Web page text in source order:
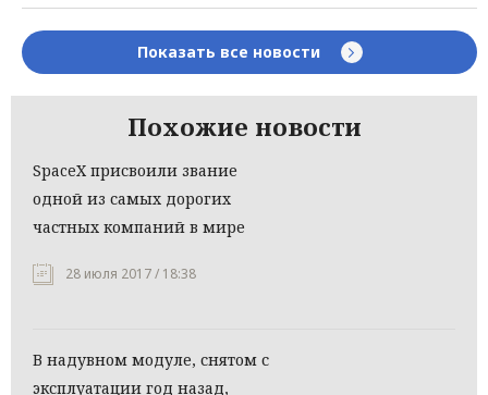
Показать все новости
Похожие новости
SpaceX присвоили звание
одной из самых дорогих
частных компаний в мире
28 июля 2017 / 18:38
В надувном модуле, снятом с
эксплуатации год назад,